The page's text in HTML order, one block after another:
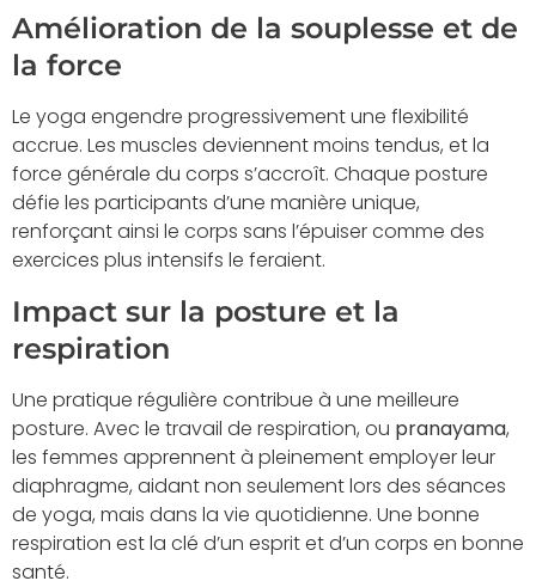
Amélioration de la souplesse et de
la force
Le yoga engendre progressivement une flexibilité
accrue. Les muscles deviennent moins tendus, et la
force générale du corps s’accroît. Chaque posture
défie les participants d’une manière unique,
renforçant ainsi le corps sans l’épuiser comme des
exercices plus intensifs le feraient.
Impact sur la posture et la
respiration
Une pratique régulière contribue à une meilleure
posture. Avec le travail de respiration, ou pranayama,
les femmes apprennent à pleinement employer leur
diaphragme, aidant non seulement lors des séances
de yoga, mais dans la vie quotidienne. Une bonne
respiration est la clé d’un esprit et d’un corps en bonne
santé.